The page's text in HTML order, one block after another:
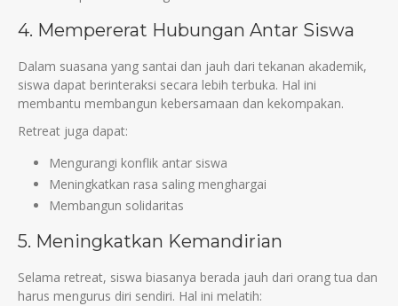
4. Mempererat Hubungan Antar Siswa
Dalam suasana yang santai dan jauh dari tekanan akademik,
siswa dapat berinteraksi secara lebih terbuka. Hal ini
membantu membangun kebersamaan dan kekompakan.
Retreat juga dapat:
Mengurangi konflik antar siswa
Meningkatkan rasa saling menghargai
Membangun solidaritas
5. Meningkatkan Kemandirian
Selama retreat, siswa biasanya berada jauh dari orang tua dan
harus mengurus diri sendiri. Hal ini melatih: